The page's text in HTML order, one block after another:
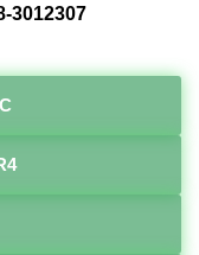
3012307